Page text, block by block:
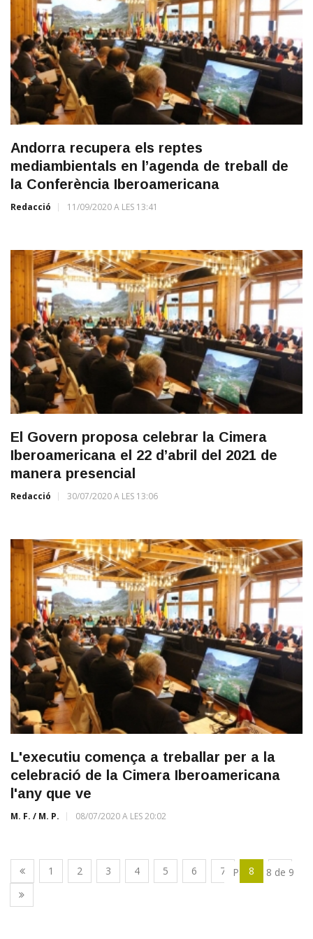
Andorra recupera els reptes
mediambientals en l’agenda de treball de
la Conferència Iberoamericana
Redacció 11/09/2020 A LES 13:41
El Govern proposa celebrar la Cimera
Iberoamericana el 22 d’abril del 2021 de
manera presencial
Redacció 30/07/2020 A LES 13:06
L'executiu comença a treballar per a la
celebració de la Cimera Iberoamericana
l'any que ve
M. F. / M. P. 08/07/2020 A LES 20:02
1 2 3 4 5 6 7 8 9
Pàgina 8 de 9